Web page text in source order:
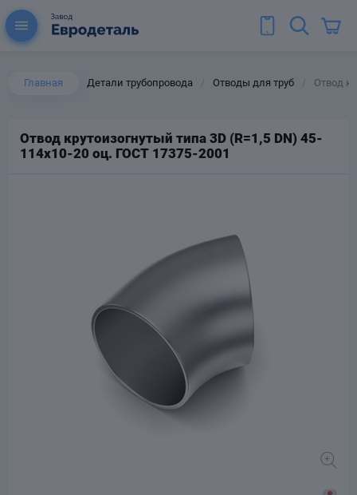
Главная Детали трубопровода Отводы для труб Отвод
Отвод крутоизогнутый типа 3D (R=1,5 DN) 45-
114х10-20 оц. ГОСТ 17375-2001
для труб
Тройники стальные